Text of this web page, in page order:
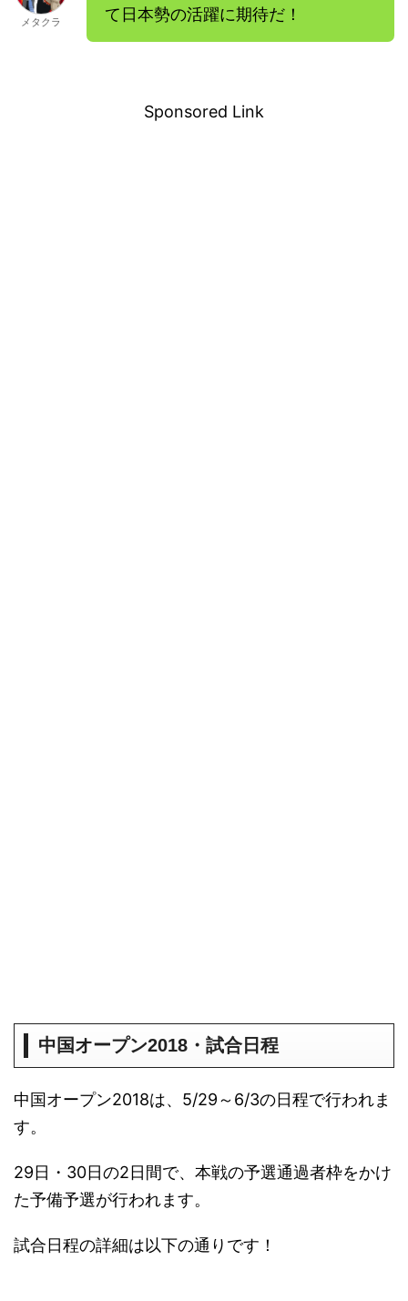
メタクラ
て日本勢の活躍に期待だ！
Sponsored Link
中国オープン2018・試合日程
中国オープン2018は、5/29～6/3の日程で行われま
す。
29日・30日の2日間で、本戦の予選通過者枠をかけ
た予備予選が行われます。
試合日程の詳細は以下の通りです！